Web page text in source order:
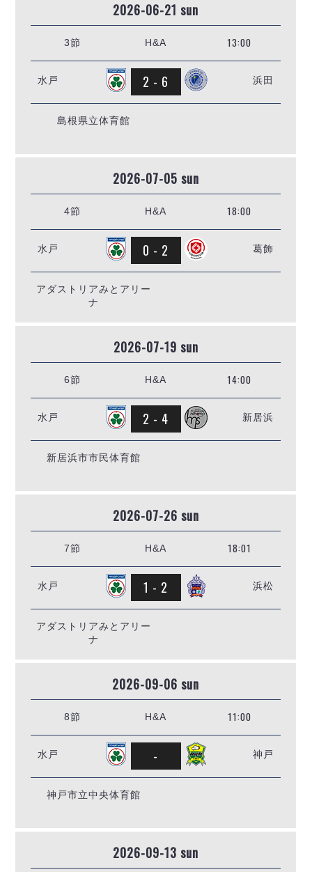
フウガドールすみだ
しながわシティ
立川アスレティックFC
ペスカドーラ町田
湘南ベルマーレ
ボアルース長野
名古屋オーシャンズ
選手の通算記録（Ｆ２）
ヴォスクオーレ仙台
マルバ水戸FC
リガーレヴィア葛飾
Y．S．C．C．横浜
アグレミーナ浜松
デウソン神戸
ポルセイド浜田
ミラクルスマイル新居浜
FOLLOW US!
2026-06-21 sun
3節 H&A 13:00
水戸 2 - 6 浜田
島根県立体育館
2026-07-05 sun
4節 H&A 18:00
水戸 0 - 2 葛飾
アダストリアみとアリー
ナ
2026-07-19 sun
6節 H&A 14:00
水戸 2 - 4 新居浜
新居浜市市民体育館
2026-07-26 sun
7節 H&A 18:01
水戸 1 - 2 浜松
アダストリアみとアリー
ナ
2026-09-06 sun
8節 H&A 11:00
水戸 - 神戸
神戸市立中央体育館
2026-09-13 sun